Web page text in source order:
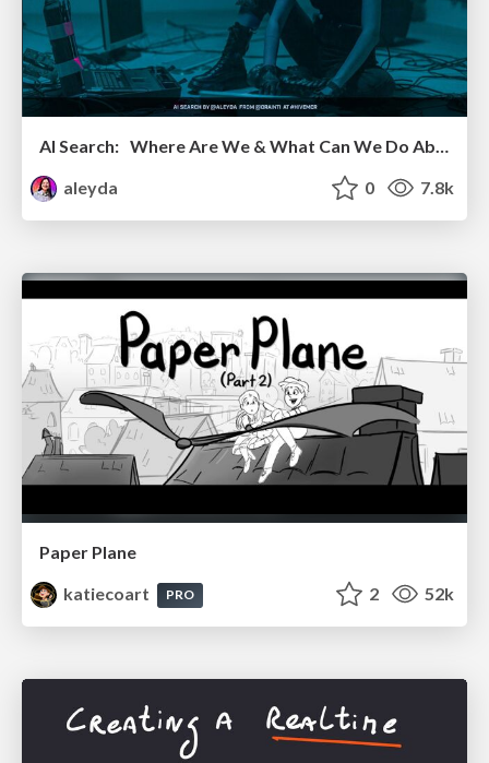
AI Search: Where Are We & What Can We Do About It?
aleyda
0 7.8k
Paper Plane
katiecoart
PRO 2 52k